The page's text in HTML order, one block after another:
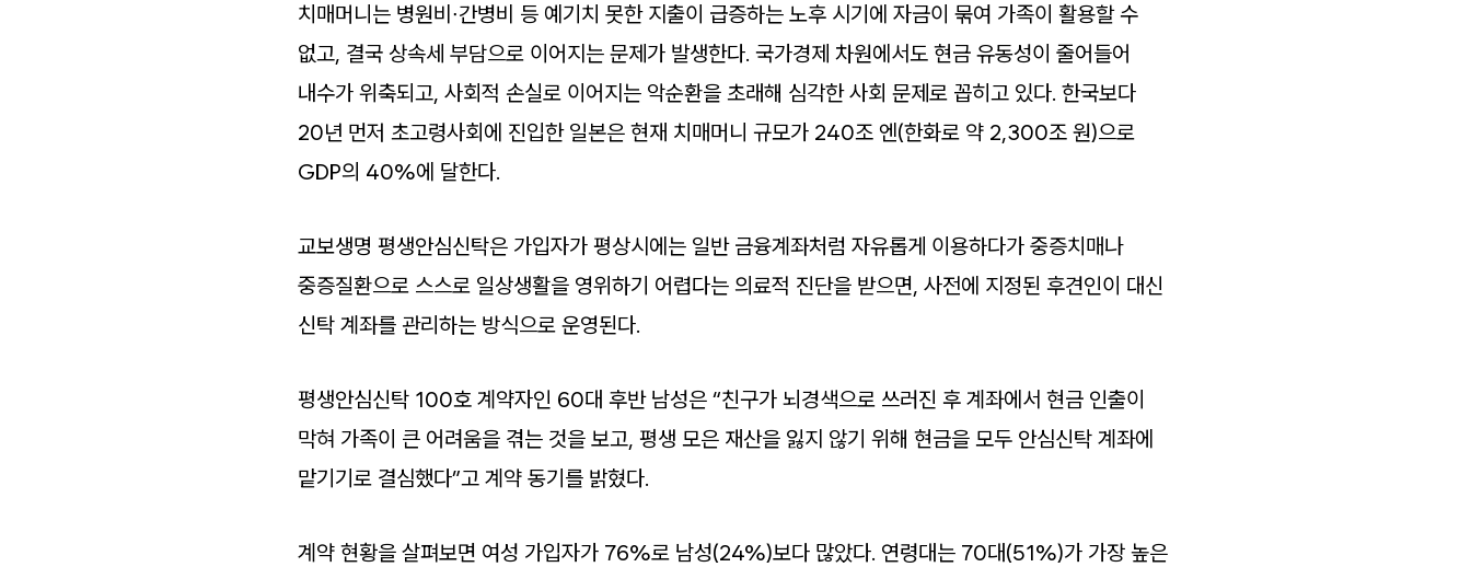
치매머니는 병원비∙간병비 등 예기치 못한 지출이 급증하는 노후 시기에 자금이 묶여 가족이 활용할 수
없고, 결국 상속세 부담으로 이어지는 문제가 발생한다. 국가경제 차원에서도 현금 유동성이 줄어들어
내수가 위축되고, 사회적 손실로 이어지는 악순환을 초래해 심각한 사회 문제로 꼽히고 있다. 한국보다
20년 먼저 초고령사회에 진입한 일본은 현재 치매머니 규모가 240조 엔(한화로 약 2,300조 원)으로
GDP의 40%에 달한다.
교보생명 평생안심신탁은 가입자가 평상시에는 일반 금융계좌처럼 자유롭게 이용하다가 중증치매나
중증질환으로 스스로 일상생활을 영위하기 어렵다는 의료적 진단을 받으면, 사전에 지정된 후견인이 대신
신탁 계좌를 관리하는 방식으로 운영된다.
평생안심신탁 100호 계약자인 60대 후반 남성은 “친구가 뇌경색으로 쓰러진 후 계좌에서 현금 인출이
막혀 가족이 큰 어려움을 겪는 것을 보고, 평생 모은 재산을 잃지 않기 위해 현금을 모두 안심신탁 계좌에
맡기기로 결심했다”고 계약 동기를 밝혔다.
계약 현황을 살펴보면 여성 가입자가 76%로 남성(24%)보다 많았다. 연령대는 70대(51%)가 가장 높은